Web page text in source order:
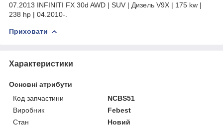
07.2013 INFINITI FX 30d AWD | SUV | Дизель V9X | 175 kw |
238 hp | 04.2010-.
Приховати
Характеристики
Основні атрибути
Код запчастини
NCBS51
Виробник
Febest
Стан
Новий